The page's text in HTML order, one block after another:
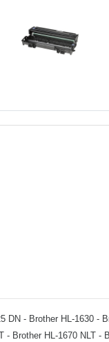
DN - Brother HL-1630 -
- Brother HL-1670 NLT -